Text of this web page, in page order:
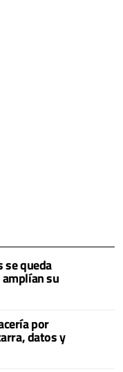
se queda
su
por
datos y